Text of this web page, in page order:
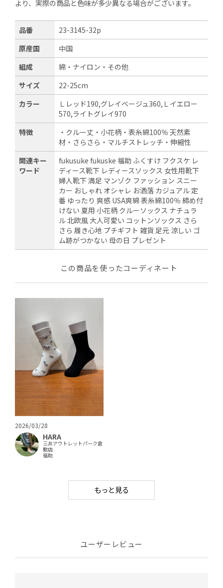
より、実際の商品と色味が多少異なる場合がございます。
品番
23-3145-32p
原産国
中国
組成
綿・ナイロン・その他
サイズ
22-25cm
カラー
Ｌレッド190,グレイベージュ360,Ｌイエロー
570,ライトグレイ970
特徴
・クルー丈・小花柄・表糸綿100％ 天然素
材・さらさら・マルチストレッチ・伸縮性
関連キー
ワード
fukusuke fukuske 福助 ふくすけ フクスケ レ
ディース靴下 レディースソックス 女性用靴下
婦人靴下 満足 マンゾク ファッション スニー
カー おしゃれ オシャレ お洒落 カジュアル 定
番 ゆったり 爽感 USA爽綿 表糸綿100％ 締め付
けない 夏用 小花柄 クルーソックス ナチュラ
ル 北欧風 大人可愛い コットンソックス さら
さら 履き心地 プチギフト 雑貨 足元 涼しい ゴ
ム跡がつかない 母の日 プレゼント
この商品を使ったコーディネート
2026/03/28
HARA
三井アウトレットパーク倉
敷店
福助
もっと見る
ユーザーレビュー